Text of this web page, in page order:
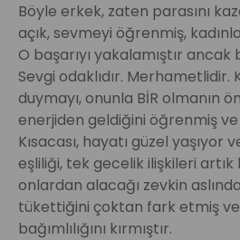
Böyle erkek, zaten parasını
açık, sevmeyi öğrenmiş,
O başarıyı yakalamıştır ancak
Sevgi odaklıdır. Merhametlidir.
duymayı, onunla BİR olmanın
enerjiden geldiğini öğrenmiş
Kısacası, hayatı güzel yaşıyor
eşliliği, tek gecelik ilişkileri artık
onlardan alacağı zevkin
tükettiğini çoktan fark etmiş
bağımlılığını kırmıştır.